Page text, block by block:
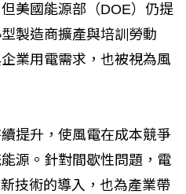
美國能源部（DOE）仍提
製造商擴產與培訓勞動
業用電需求，也被視為風
提升，使風電在成本競爭
源。針對間歇性問題，電
技術的導入，也為產業帶